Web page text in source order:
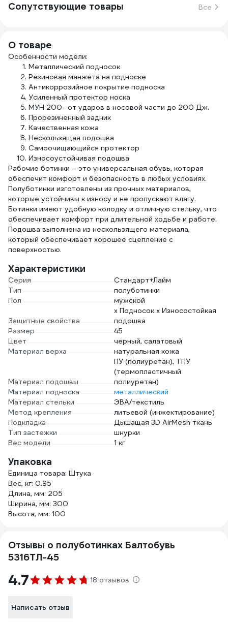
Сопутствующие товары Все
О товаре
Особенности модели:
Металлический подносок
Резиновая манжета на подноске
Антикоррозийное покрытие подноска
Усиленный протектор носка
МУН 200- от ударов в носовой части до 200 Дж.
Прорезиненный задник
Качественная кожа
Нескользящая подошва
Самоочищающийся протектор
Износоустойчивая подошва
Рабочие ботинки – это универсальная обувь, которая
обеспечит комфорт и безопасность в любых условиях.
Полуботинки изготовлены из прочных материалов,
которые устойчивы к износу и не пропускают влагу.
Ботинки имеют удобную колодку и отличную стельку, что
обеспечивает комфорт при длительной ходьбе и работе.
Подошва выполнена из нескользящего материала,
который обеспечивает хорошее сцепление с
поверхностью.
Характеристики
Серия
Стандарт+Лайм
Тип
полуботинки
Пол
мужской
Защитные свойства
x Подносок x Износостойкая
подошва
Размер
45
Цвет
черный, салатовый
Материал верха
натуральная кожа
Материал подошвы
ПУ (полиуретан), ТПУ
(термопластичный
полиуретан)
Материал подноска
металлический
Материал стельки
ЭВА/текстиль
Метод крепления
литьевой (инжектирование)
Подкладка
Дышащая 3D AirMesh ткань
Тип застежки
шнурки
Вес модели
1 кг
Упаковка
Единица товара: Штука
Вес, кг: 0.95
Длина, мм: 205
Ширина, мм: 300
Высота, мм: 100
Отзывы о полуботинках Балтобувь
5316ТЛ-45
4.7 18 отзывов
Написать отзыв